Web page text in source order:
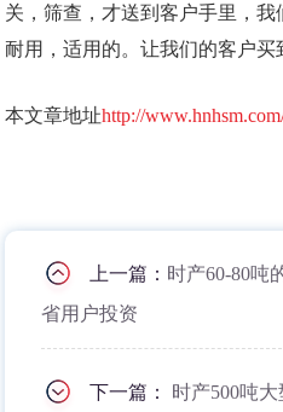
关，筛查，才送到客户手里，我
耐用，适用的。让我们的客户买
本文章地址http://
上一篇： 时产60-80吨
省用户投资
下一篇： 时产500吨